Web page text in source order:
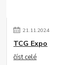
21.11.2024
TCG Expo
číst celé